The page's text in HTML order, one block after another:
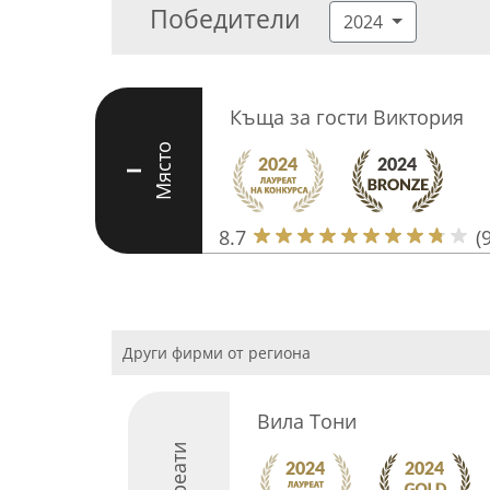
Победители 2024
I Място
Къща за гости Виктория
8.7
Други фирми от региона
Вила Тони